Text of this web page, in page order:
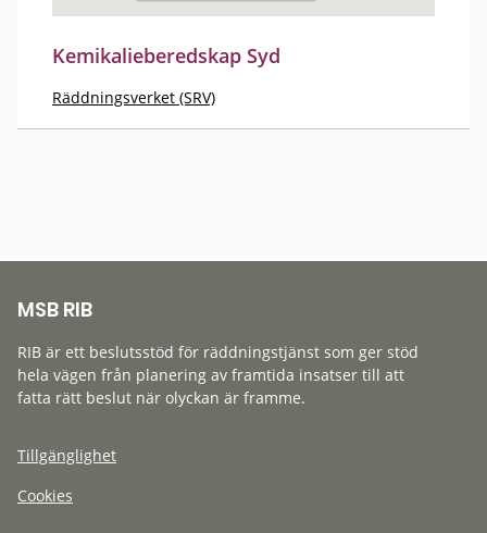
Kemikalieberedskap Syd
Räddningsverket (SRV)
MSB RIB
RIB är ett beslutsstöd för räddningstjänst som ger stöd
hela vägen från planering av framtida insatser till att
fatta rätt beslut när olyckan är framme.
Tillgänglighet
Cookies